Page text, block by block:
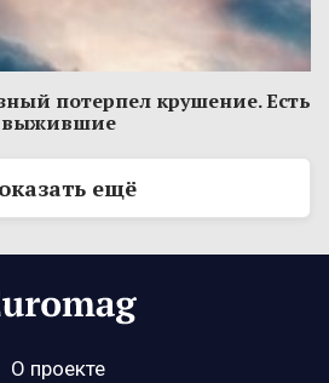
потерпел крушение. Есть
выжившие
ещё
О проекте